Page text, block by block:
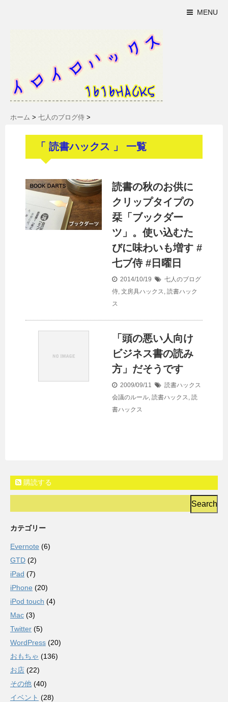
MENU
ホーム > 七人のブログ侍 >
「 読書ハックス 」 一覧
読書の秋のお供に
クリップタイプの
栞「ブックダー
ツ」。使い込むた
びに味わいも増す #
七ブ侍 #日曜日
2014/10/19
七人のブログ
侍, 文房具ハックス, 読書ハック
ス
「頭の悪い人向け
ビジネス書の読み
方」だそうです
2009/09/11
読書ハックス
会議のルール, 読書ハックス, 読
書ハックス
購読する
カテゴリー
Evernote (6)
GTD (2)
iPad (7)
iPhone (20)
iPod touch (4)
Mac (3)
Twitter (5)
WordPress (20)
おもちゃ (136)
お店 (22)
その他 (40)
イベント (28)